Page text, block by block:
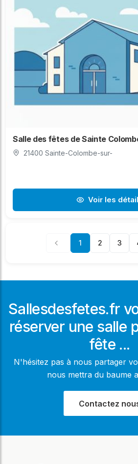
Salle des fêtes de Sainte
21400 Sainte-Colombe-sur-
Voir les
1 2 3
Sallesdesfetes.fr
réserver une salle
fête ...
N'hésitez pas à nous partager
nous mettra du baume
Contactez